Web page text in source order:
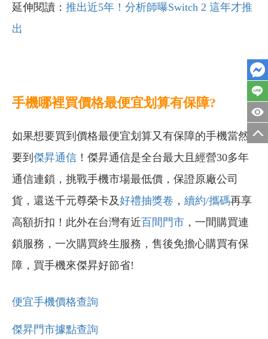
延伸閱讀： 推出近5年！分析師曝Switch 2 這年才推
出
手機哪裡買價格最便宜划算有保障?
如果想要買到價格最便宜划算又有保障的手機當然
要到 傑昇通信 ！傑昇通信是全台最大且經營30多年
通信連鎖，挑戰手機市場最低價，保證原廠公司
貨，還送千元尊榮卡及好禮抽獎卷 ， 續約/攜碼再享
高額折扣！此外在台灣有近百間門市 ，一間購買連
鎖服務，一次購買終生服務，售後免擔心購買有保
障，買手機來傑昇好節省!
便宜手機價格查詢
傑昇門市據點查詢